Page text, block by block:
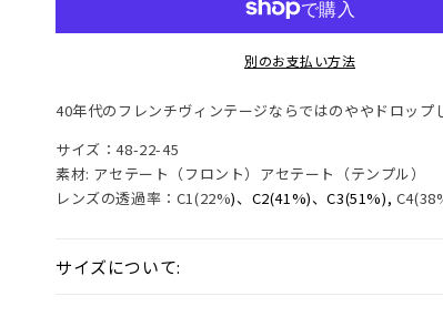
ら
や
別のお支払い方法
40年代のフレンチヴィンテージならではのややドロップ
サイズ：48-22-45
素材: アセテート（フロント）アセテート（テンプル）
レンズの透過率：C1(22%)、C2(41%)、C3(51%),
サイズについて: